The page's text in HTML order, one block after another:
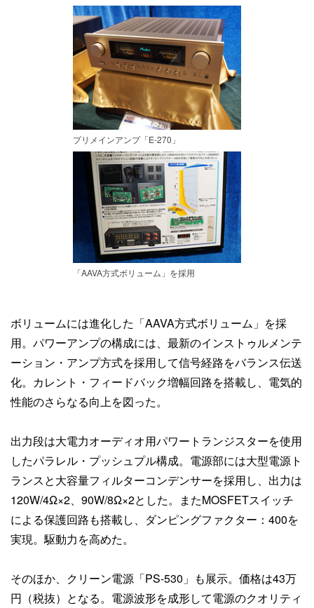
プリメインアンプ「E-270」
「AAVA方式ボリューム」を採用
ボリュームには進化した「AAVA方式ボリューム」を採
用。パワーアンプの構成には、最新のインストゥルメンテ
ーション・アンプ方式を採用して信号経路をバランス伝送
化。カレント・フィードバック増幅回路を搭載し、電気的
性能のさらなる向上を図った。
出力段は大電力オーディオ用パワートランジスターを使用
したパラレル・プッシュプル構成。電源部には大型電源ト
ランスと大容量フィルターコンデンサーを採用し、出力は
120W/4Ω×2、90W/8Ω×2とした。またMOSFETスイッチ
による保護回路も搭載し、ダンピングファクター：400を
実現。駆動力を高めた。
そのほか、クリーン電源「PS-530」も展示。価格は43万
円（税抜）となる。電源波形を成形して電源のクオリティ